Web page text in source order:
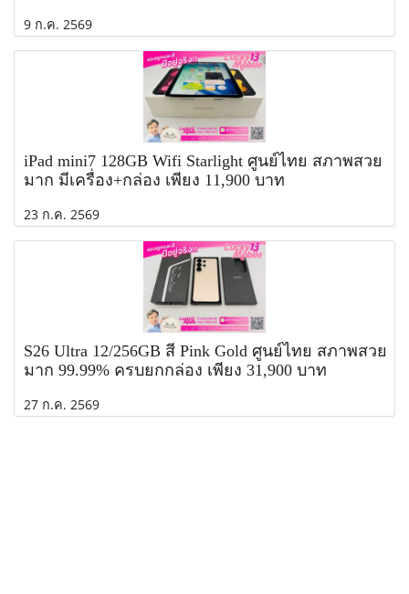
9 ก.ค. 2569
iPad mini7 128GB Wifi Starlight ศูนย์ไทย สภาพสวย
มาก มีเครื่อง+กล่อง เพียง 11,900 บาท
23 ก.ค. 2569
S26 Ultra 12/256GB สี Pink Gold ศูนย์ไทย สภาพสวย
มาก 99.99% ครบยกกล่อง เพียง 31,900 บาท
27 ก.ค. 2569